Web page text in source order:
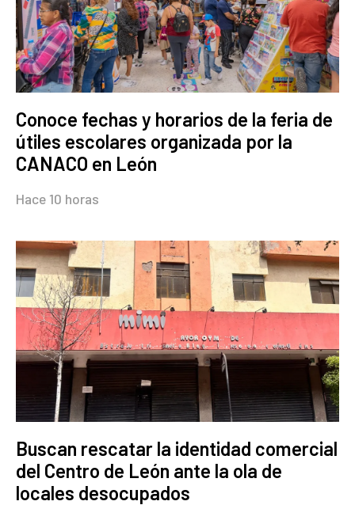
Conoce fechas y horarios de la feria de
útiles escolares organizada por la
CANACO en León
Hace 10 horas
Buscan rescatar la identidad comercial
del Centro de León ante la ola de
locales desocupados